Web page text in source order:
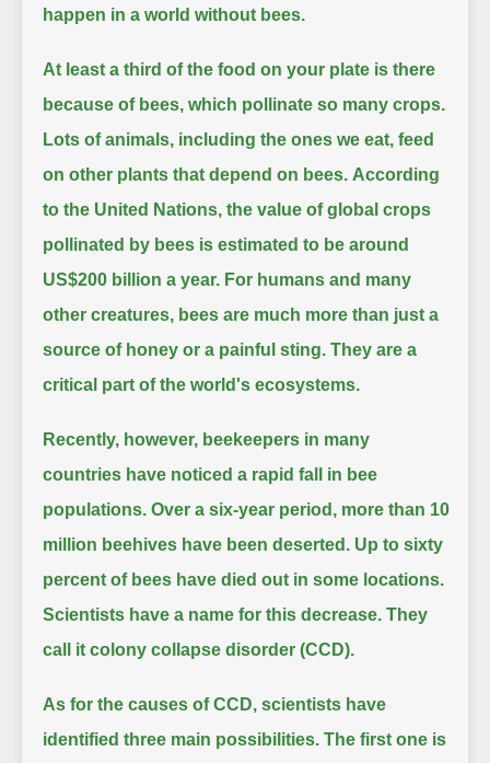
happen in a world without bees.
At least a third of the food on your plate is there
because of bees, which pollinate so many crops.
Lots of animals, including the ones we eat, feed
on other plants that depend on bees. According
to the United Nations, the value of global crops
pollinated by bees is estimated to be around
US$200 billion a year. For humans and many
other creatures, bees are much more than just a
source of honey or a painful sting. They are a
critical part of the world's ecosystems.
Recently, however, beekeepers in many
countries have noticed a rapid fall in bee
populations. Over a six-year period, more than 10
million beehives have been deserted. Up to sixty
percent of bees have died out in some locations.
Scientists have a name for this decrease. They
call it colony collapse disorder (CCD).
As for the causes of CCD, scientists have
identified three main possibilities. The first one is